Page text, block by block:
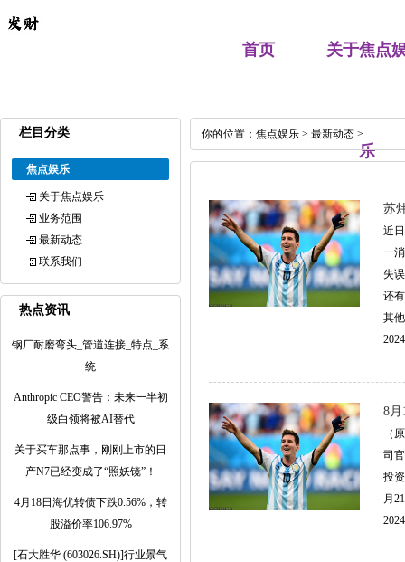
首页 关于焦点
乐
栏目分类
焦点娱乐
关于焦点娱乐
业务范围
最新动态
联系我们
热点资讯
钢厂耐磨弯头_管道连接_特点_系
统
Anthropic CEO警告：未来一半初
级白领将被AI替代
关于买车那点事，刚刚上市的日
产N7已经变成了“照妖镜”！
4月18日海优转债下跌0.56%，转
股溢价率106.97%
[石大胜华 (603026.SH)]行业景气
你的位置： 焦点娱乐 > 最新动态 >
苏
近
一
失
还
其
8月
（
司
投
月